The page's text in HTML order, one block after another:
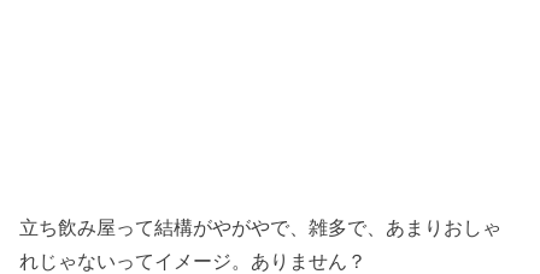
立ち飲み屋って結構がやがやで、雑多で、あまりおしゃ
れじゃないってイメージ。ありません？